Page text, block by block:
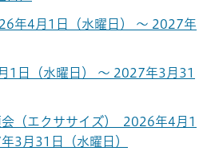
年4月1日（水曜日） ～ 2027年
1日（水曜日） ～ 2027年3月31
（エクササイズ） 2026年4月1
3月31日（水曜日）